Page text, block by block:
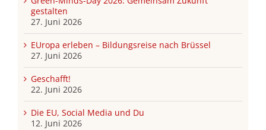
gestalten
27. Juni 2026
EUropa erleben – Bildungsreise nach Brüssel
27. Juni 2026
Geschafft!
22. Juni 2026
Die EU, Social Media und Du
12. Juni 2026